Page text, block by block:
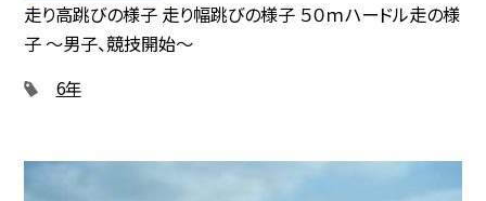
走り高跳びの様子 走り幅跳びの様子 ５０ｍハードル走の様
子 〜男子、競技開始〜
6年